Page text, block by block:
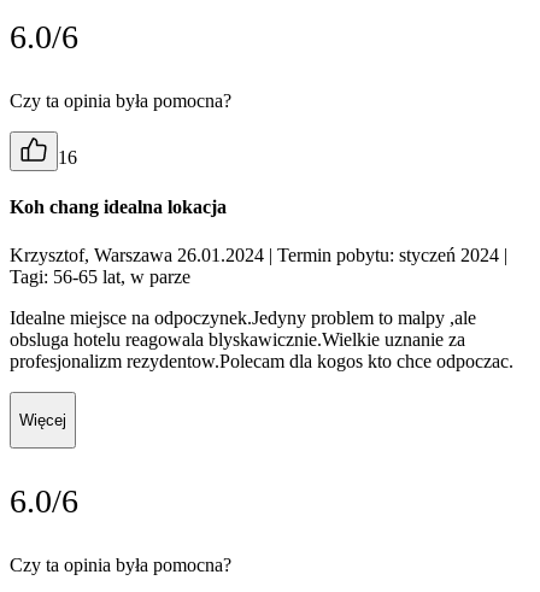
6.0/6
Czy ta opinia była pomocna?
16
Koh chang idealna lokacja
Krzysztof, Warszawa 26.01.2024 | Termin pobytu: styczeń 2024 |
Tagi: 56-65 lat, w parze
Idealne miejsce na odpoczynek.Jedyny problem to malpy ,ale
obsluga hotelu reagowala blyskawicznie.Wielkie uznanie za
profesjonalizm rezydentow.Polecam dla kogos kto chce odpoczac.
Więcej
6.0/6
Czy ta opinia była pomocna?